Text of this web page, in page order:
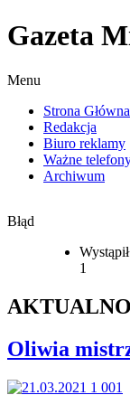
Gazeta
Menu
Strona Główna
Redakcja
Biuro reklamy
Ważne
Archiwum
Błąd
1
Oliwia